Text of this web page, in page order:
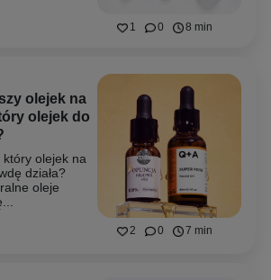
1 0 8 min
2 0 7 min
olejek na
olejek do
olejek na
działa?
oleje